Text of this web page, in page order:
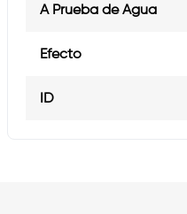
A Prueba de Agua
Efecto
ID